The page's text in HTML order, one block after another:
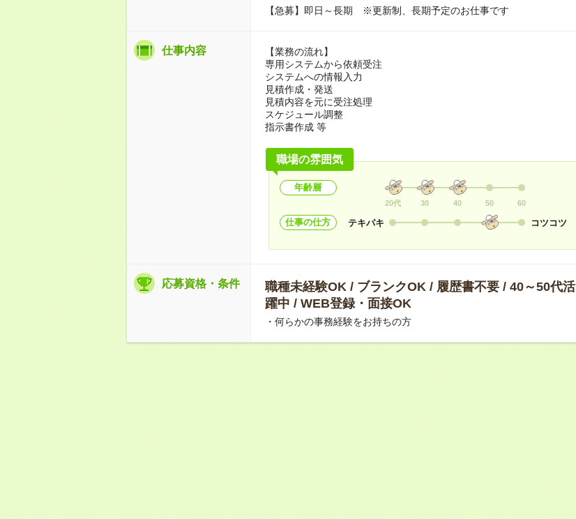
【急募】即日～長期 ※更新制、長期予定のお仕事です
仕事内容
【業務の流れ】
専用システムから依頼受注
システムへの情報入力
見積作成・発送
見積内容を元に受注処理
スケジュール調整
指示書作成 等
職場の雰囲気
年齢層
20代 30 40 50 60
仕事の仕方 テキパキ コツコツ
応募資格・条件
職種未経験OK / ブランクOK / 履歴書不要 / 40～50代活
躍中 / WEB登録・面接OK
・何らかの事務経験をお持ちの方